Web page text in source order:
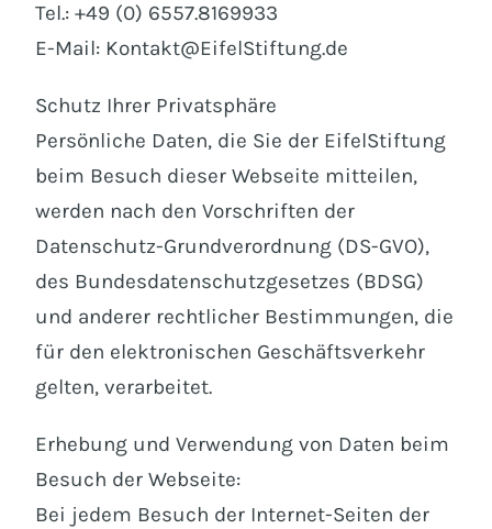
Tel.: +49 (0) 6557.8169933
E-Mail: Kontakt@EifelStiftung.de
Schutz Ihrer Privatsphäre
Persönliche Daten, die Sie der EifelStiftung
beim Besuch dieser Webseite mitteilen,
werden nach den Vorschriften der
Datenschutz-Grundverordnung (DS-GVO),
des Bundesdatenschutzgesetzes (BDSG)
und anderer rechtlicher Bestimmungen, die
für den elektronischen Geschäftsverkehr
gelten, verarbeitet.
Erhebung und Verwendung von Daten beim
Besuch der Webseite:
Bei jedem Besuch der Internet-Seiten der